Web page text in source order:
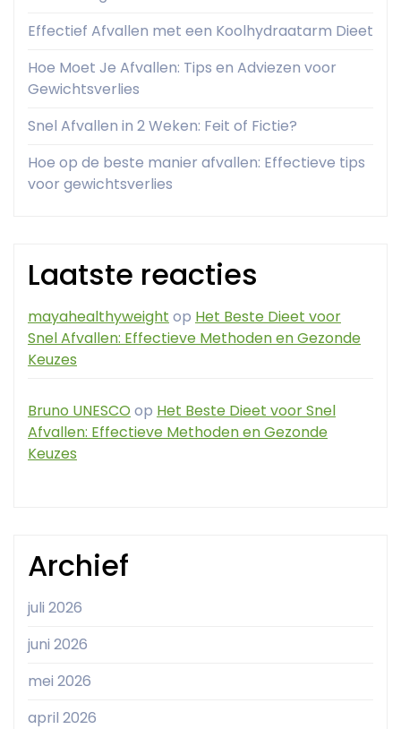
Effectief Afvallen met een Koolhydraatarm Dieet
Hoe Moet Je Afvallen: Tips en Adviezen voor
Gewichtsverlies
Snel Afvallen in 2 Weken: Feit of Fictie?
Hoe op de beste manier afvallen: Effectieve tips
voor gewichtsverlies
Laatste reacties
mayahealthyweight op Het Beste Dieet voor
Snel Afvallen: Effectieve Methoden en Gezonde
Keuzes
Bruno UNESCO op Het Beste Dieet voor Snel
Afvallen: Effectieve Methoden en Gezonde
Keuzes
Archief
juli 2026
juni 2026
mei 2026
april 2026